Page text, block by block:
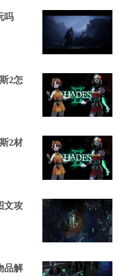
吗
2怎
2材
文攻
品解